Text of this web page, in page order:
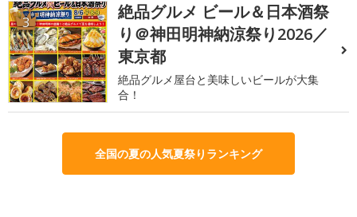
3
絶品グルメ ビール＆日本酒祭
り＠神田明神納涼祭り2026／
東京都
絶品グルメ屋台と美味しいビールが大集
合！
全国の夏の人気夏祭りランキング